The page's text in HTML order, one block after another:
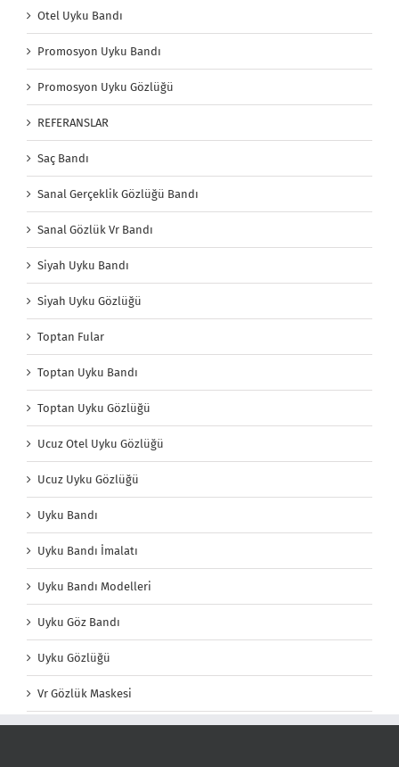
Otel Uyku Bandı
Promosyon Uyku Bandı
Promosyon Uyku Gözlüğü
REFERANSLAR
Saç Bandı
Sanal Gerçeklik Gözlüğü Bandı
Sanal Gözlük Vr Bandı
Siyah Uyku Bandı
Siyah Uyku Gözlüğü
Toptan Fular
Toptan Uyku Bandı
Toptan Uyku Gözlüğü
Ucuz Otel Uyku Gözlüğü
Ucuz Uyku Gözlüğü
Uyku Bandı
Uyku Bandı İmalatı
Uyku Bandı Modelleri
Uyku Göz Bandı
Uyku Gözlüğü
Vr Gözlük Maskesi